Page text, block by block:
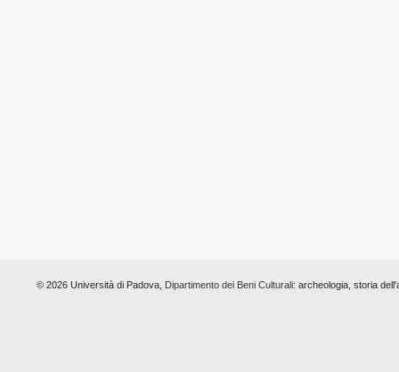
© 2026 Università di Padova, Dipartimento dei Beni Culturali: archeologia, storia